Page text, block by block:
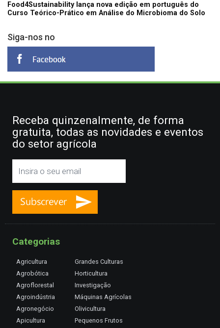
Food4Sustainability lança nova edição em português do
Curso Teórico-Prático em Análise do Microbioma do Solo
Siga-nos no
Receba quinzenalmente, de forma
gratuita, todas as novidades e eventos
do setor agrícola
Categorias
Agricultura
Agrobótica
Agroflorestal
Agroindústria
Agronegócio
Apicultura
Grandes Culturas
Horticultura
Investigação
Máquinas Agrícolas
Olivicultura
Pequenos Frutos